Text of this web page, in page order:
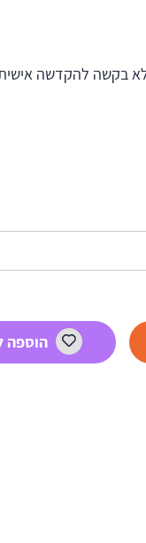
בקשה להקדשה אישית,
הוספה